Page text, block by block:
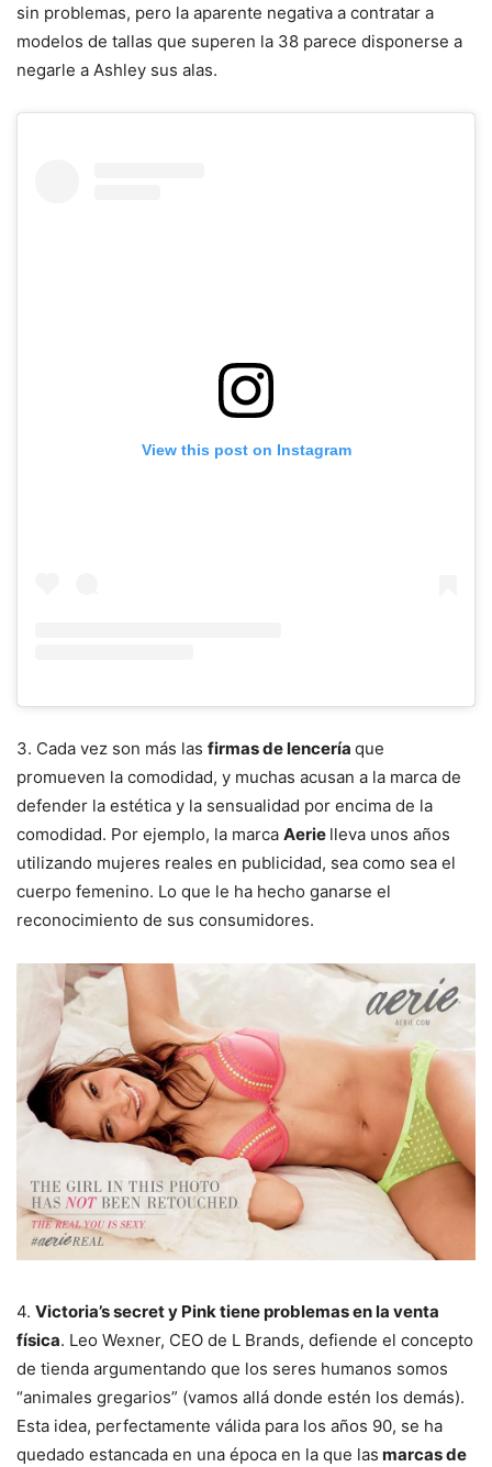
sin problemas, pero la aparente negativa a contratar a
modelos de tallas que superen la 38 parece disponerse a
negarle a Ashley sus alas.
View this post on Instagram
3. Cada vez son más las firmas de lencería que
promueven la comodidad, y muchas acusan a la marca de
defender la estética y la sensualidad por encima de la
comodidad. Por ejemplo, la marca Aerie lleva unos años
utilizando mujeres reales en publicidad, sea como sea el
cuerpo femenino. Lo que le ha hecho ganarse el
reconocimiento de sus consumidores.
4. Victoria’s secret y Pink tiene problemas en la venta
física. Leo Wexner, CEO de L Brands, defiende el concepto
de tienda argumentando que los seres humanos somos
“animales gregarios” (vamos allá donde estén los demás).
Esta idea, perfectamente válida para los años 90, se ha
quedado estancada en una época en la que las marcas de